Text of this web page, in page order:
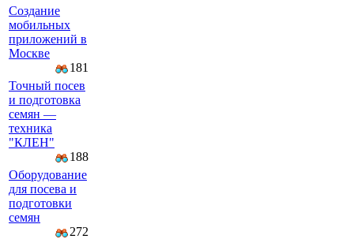
Создание
мобильных
приложений в
Москве
181
Точный посев
и подготовка
семян —
техника
"КЛЕН"
188
Оборудование
для посева и
подготовки
семян
272